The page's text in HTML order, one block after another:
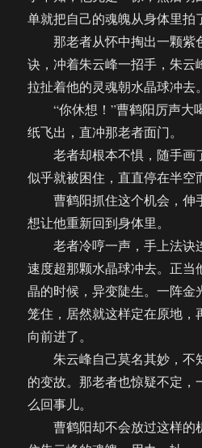
单就把自己的魂魄从身体里拍
那老者从怀中掏出一颗紫
诀，冲着朱云峰一招手，朱云
拉扯着他的灵魂朝水晶球冲去。
“你休想！”曹鹤阳厉声大
纸飞出，直冲那老者面门。
老者却根本不惧，随手画
似乎就被困住，直直停在半空
曹鹤阳抓住这个机会，伸
想让他重新回到身体里。
老者冷哼一声，手上法诀
速度超那颗水晶球冲去。正当
晶的时候，异变陡生。一阵金
笼住，居然就这样定在原地，
向前进了。
朱云峰自己莫名其妙，不
的变故。那老者也惊疑不定，
么回事儿。
曹鹤阳却不会放过这样的